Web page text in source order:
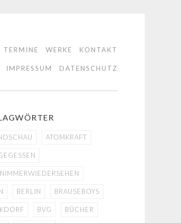
TERMINE WERKE KONTAKT
IMPRESSUM DATENSCHUTZ
ATOMKRAFT
BERLIN BRAUSEBOYS
BVG BÜCHER